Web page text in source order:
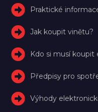
Praktické
Jak koupit vinětu?
Kdo si musí koupit
Předpisy pro
Výhody